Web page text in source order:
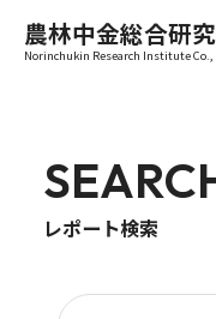
農林中金総合研
Norinchukin Research Institute Co.,
レポート検索